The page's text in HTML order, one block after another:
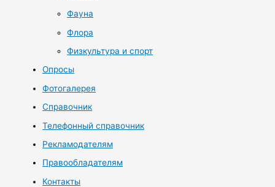
Фауна
Флора
Физкультура и спорт
Опросы
Фотогалерея
Справочник
Телефонный справочник
Рекламодателям
Правообладателям
Контакты